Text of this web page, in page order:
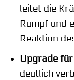
leitet die
Rumpf und
Reaktion
Upgrade
deutlich